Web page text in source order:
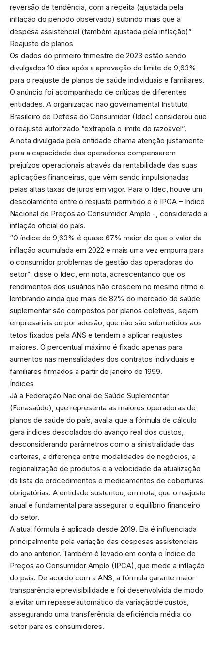
reversão de tendência, com a receita (ajustada pela
inflação do período observado) subindo mais que a
despesa assistencial (também ajustada pela inflação)”
Reajuste de planos
Os dados do primeiro trimestre de 2023 estão sendo
divulgados 10 dias após a aprovação do limite de 9,63%
para o reajuste de planos de saúde individuais e familiares.
O anúncio foi acompanhado de críticas de diferentes
entidades. A organização não governamental Instituto
Brasileiro de Defesa do Consumidor (Idec) considerou que
o reajuste autorizado “extrapola o limite do razoável”.
A nota divulgada pela entidade chama atenção justamente
para a capacidade das operadoras compensarem
prejuízos operacionais através da rentabilidade das suas
aplicações financeiras, que vêm sendo impulsionadas
pelas altas taxas de juros em vigor. Para o Idec, houve um
descolamento entre o reajuste permitido e o IPCA – Índice
Nacional de Preços ao Consumidor Amplo -, considerado a
inflação oficial do país.
“O índice de 9,63% é quase 67% maior do que o valor da
inflação acumulada em 2022 e mais uma vez empurra para
o consumidor problemas de gestão das operadoras do
setor”, disse o Idec, em nota, acrescentando que os
rendimentos dos usuários não crescem no mesmo ritmo e
lembrando ainda que mais de 82% do mercado de saúde
suplementar são compostos por planos coletivos, sejam
empresariais ou por adesão, que não são submetidos aos
tetos fixados pela ANS e tendem a aplicar reajustes
maiores. O percentual máximo é fixado apenas para
aumentos nas mensalidades dos contratos individuais e
familiares firmados a partir de janeiro de 1999.
Índices
Já a Federação Nacional de Saúde Suplementar
(Fenasaúde), que representa as maiores operadoras de
planos de saúde do país, avalia que a fórmula de cálculo
gera índices descolados do avanço real dos custos,
desconsiderando parâmetros como a sinistralidade das
carteiras, a diferença entre modalidades de negócios, a
regionalização de produtos e a velocidade da atualização
da lista de procedimentos e medicamentos de coberturas
obrigatórias. A entidade sustentou, em nota, que o reajuste
anual é fundamental para assegurar o equilíbrio financeiro
do setor.
A atual fórmula é aplicada desde 2019. Ela é influenciada
principalmente pela variação das despesas assistenciais
do ano anterior. Também é levado em conta o Índice de
Preços ao Consumidor Amplo (IPCA), que mede a inflação
do país. De acordo com a ANS, a fórmula garante maior
transparência e previsibilidade e foi desenvolvida de modo
a evitar um repasse automático da variação de custos,
assegurando uma transferência da eficiência média do
setor para os consumidores.